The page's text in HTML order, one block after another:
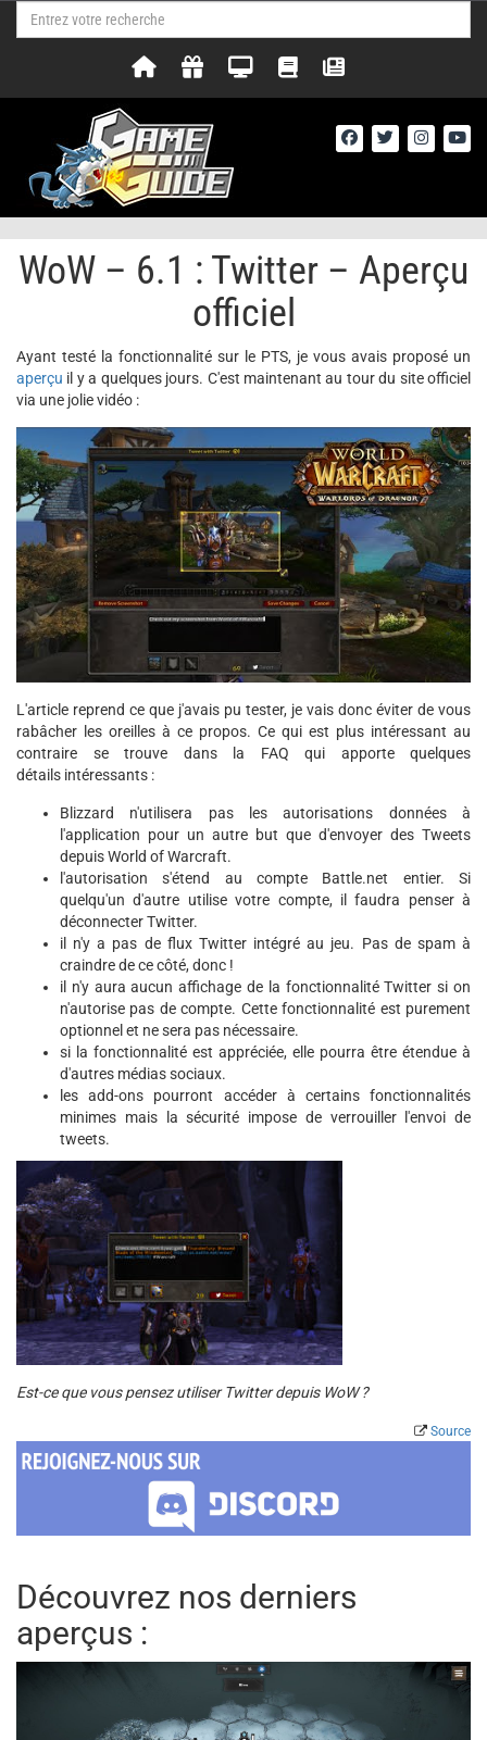
WoW – 6.1 : Twitter – Aperçu
officiel
Ayant testé la fonctionnalité sur le PTS, je vous avais proposé un
aperçu il y a quelques jours. C'est maintenant au tour du site officiel
via une jolie vidéo :
L'article reprend ce que j'avais pu tester, je vais donc éviter de vous
rabâcher les oreilles à ce propos. Ce qui est plus intéressant au
contraire se trouve dans la FAQ qui apporte quelques
détails intéressants :
Blizzard n'utilisera pas les autorisations données à
l'application pour un autre but que d'envoyer des Tweets
depuis World of Warcraft.
l'autorisation s'étend au compte Battle.net entier. Si
quelqu'un d'autre utilise votre compte, il faudra penser à
déconnecter Twitter.
il n'y a pas de flux Twitter intégré au jeu. Pas de spam à
craindre de ce côté, donc !
il n'y aura aucun affichage de la fonctionnalité Twitter si on
n'autorise pas de compte. Cette fonctionnalité est purement
optionnel et ne sera pas nécessaire.
si la fonctionnalité est appréciée, elle pourra être étendue à
d'autres médias sociaux.
les add-ons pourront accéder à certains fonctionnalités
minimes mais la sécurité impose de verrouiller l'envoi de
tweets.
Est-ce que vous pensez utiliser Twitter depuis WoW ?
Source
Découvrez nos derniers
aperçus :